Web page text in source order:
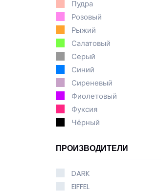
Пудра
Розовый
Рыжий
Салатовый
Серый
Синий
Сиреневый
Фиолетовый
Фуксия
Чёрный
ПРОИЗВОДИТЕЛИ
DARK
EIFFEL